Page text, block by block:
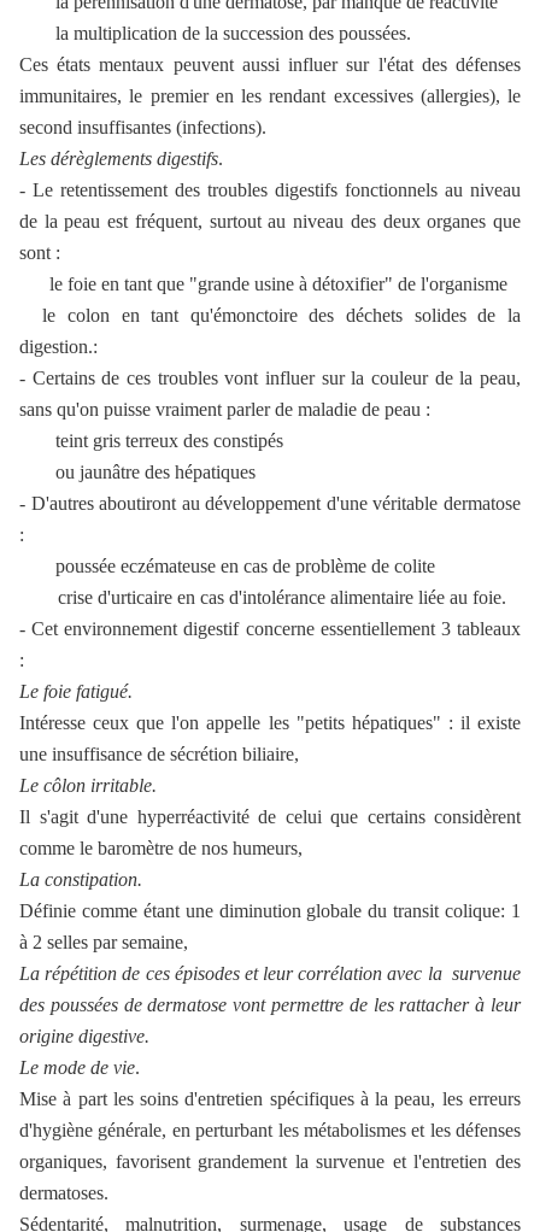
la multiplication de la succession des poussées.
Ces états mentaux peuvent aussi influer sur l'état des défenses
immunitaires, le premier en les rendant excessives (allergies), le
second insuffisantes (infections).
Les dérèglements digestifs.
- Le retentissement des troubles digestifs fonctionnels au niveau
de la peau est fréquent, surtout au niveau des deux organes que
sont :
le foie en tant que "grande usine à détoxifier" de l'organisme
le colon en tant qu'émonctoire des déchets solides de la
digestion.:
- Certains de ces troubles vont influer sur la couleur de la peau,
sans qu'on puisse vraiment parler de maladie de peau :
teint gris terreux des constipés
ou jaunâtre des hépatiques
- D'autres aboutiront au développement d'une véritable dermatose
:
poussée eczémateuse en cas de problème de colite
crise d'urticaire en cas d'intolérance alimentaire liée au foie.
- Cet environnement digestif concerne essentiellement 3 tableaux
:
Le foie fatigué.
Intéresse ceux que l'on appelle les "petits hépatiques" : il existe
une insuffisance de sécrétion biliaire,
Le côlon irritable.
Il s'agit d'une hyperréactivité de celui que certains considèrent
comme le baromètre de nos humeurs,
La constipation.
Définie comme étant une diminution globale du transit colique: 1
à 2 selles par semaine,
La répétition de ces épisodes et leur corrélation avec la survenue
des poussées de dermatose vont permettre de les rattacher à leur
origine digestive.
Le mode de vie.
Mise à part les soins d'entretien spécifiques à la peau, les erreurs
d'hygiène générale, en perturbant les métabolismes et les défenses
organiques, favorisent grandement la survenue et l'entretien des
dermatoses.
Sédentarité, malnutrition, surmenage, usage de substances